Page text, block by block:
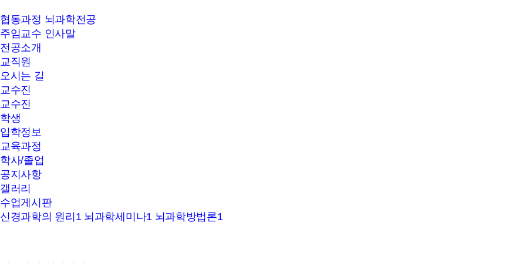
협동과정 뇌과학전공
주임교수 인사말
전공소개
교직원
오시는 길
교수진
교수진
학생
입학정보
교육과정
학사/졸업
공지사항
갤러리
수업게시판
신경과학의 원리1 뇌과학세미나1 뇌과학방법론1